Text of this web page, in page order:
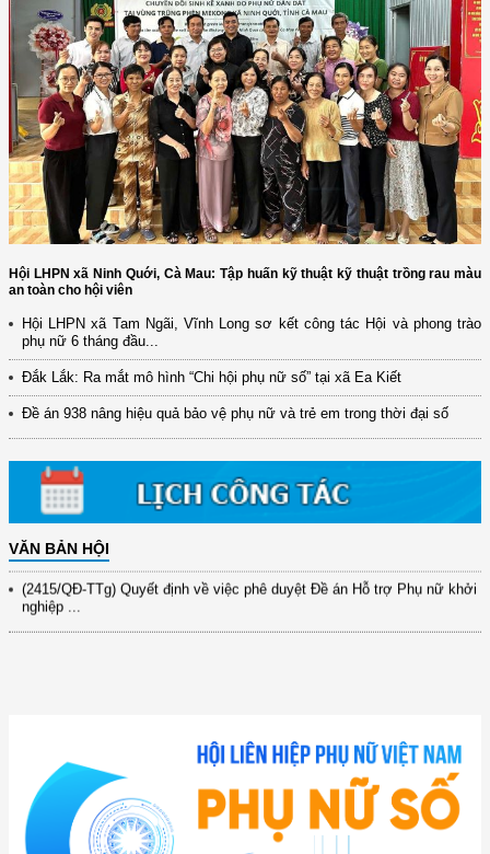
Hội LHPN xã Ninh Quới, Cà Mau: Tập huấn kỹ thuật kỹ thuật trồng rau màu
an toàn cho hội viên
Hội LHPN xã Tam Ngãi, Vĩnh Long sơ kết công tác Hội và phong trào
phụ nữ 6 tháng đầu...
Đắk Lắk: Ra mắt mô hình “Chi hội phụ nữ số” tại xã Ea Kiết
Đề án 938 nâng hiệu quả bảo vệ phụ nữ và trẻ em trong thời đại số
VĂN BẢN HỘI
(12/TB-HĐKH) V/v đăng ký, đề xuất nhiệm vụ Khoa học, công nghệ và
đổi mới ...
(898/KH/ĐCT) Kế hoạch thực hiện Quyết định số 2415/QĐ-TTg ngày
(417/QĐ-BNNMT) Quyết định phê duyệt Chương trình mục tiêu quốc gia
xây dựng ...
(891/KH-ĐCT) Kế hoạch thực hiện Nghị quyết số 72-NQ/TW ngày
9/9/2025 của Bộ ...
(2415/QĐ-TTg) Quyết định về việc phê duyệt Đề án Hỗ trợ Phụ nữ khởi
nghiệp ...